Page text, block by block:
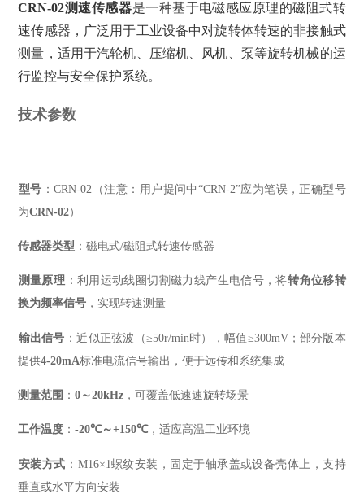
CRN-02测速传感器‌是一种基于电磁感应原理的磁阻式转
速传感器，广泛用于工业设备中对旋转体转速的非接触式
测量，适用于汽轮机、压缩机、风机、泵等旋转机械的运
行监控与安全保护系统。
技术参数
型号 ‌：CRN-02（注意：用户提问中“CRN-2”应为笔误，正确型号
为‌CRN-02‌）
传感器类型 ‌：磁电式/磁阻式转速传感器
测量原理 ‌：利用运动线圈切割磁力线产生电信号，将‌转角位移转
换为频率信号 ‌，实现转速测量
输出信号 ‌：近似正弦波（≥50r/min时），幅值≥300mV；部分版本
提供‌4-20mA‌标准电流信号输出，便于远传和系统集成
测量范围 ‌：‌0～20kHz ‌，可覆盖低速速旋转场景
工作温度 ‌：‌-20℃～+150℃‌，适应高温工业环境
安装方式 ‌：M16×1螺纹安装，固定于轴承盖或设备壳体上，支持
垂直或水平方向安装